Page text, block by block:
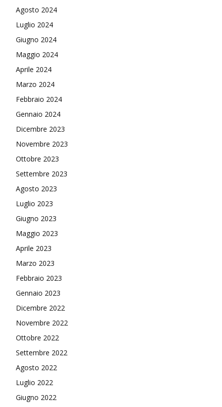
Agosto 2024
Luglio 2024
Giugno 2024
Maggio 2024
Aprile 2024
Marzo 2024
Febbraio 2024
Gennaio 2024
Dicembre 2023
Novembre 2023
Ottobre 2023
Settembre 2023
Agosto 2023
Luglio 2023
Giugno 2023
Maggio 2023
Aprile 2023
Marzo 2023
Febbraio 2023
Gennaio 2023
Dicembre 2022
Novembre 2022
Ottobre 2022
Settembre 2022
Agosto 2022
Luglio 2022
Giugno 2022